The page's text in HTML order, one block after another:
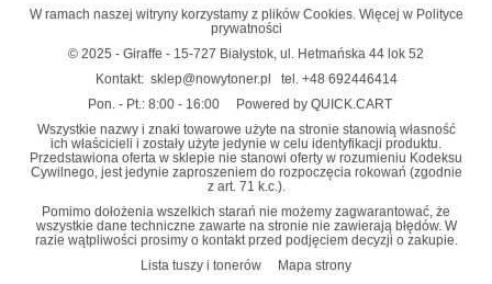
W ramach naszej witryny korzystamy z plików Cookies. Więcej w Polityce
prywatności
© 2025 - Giraffe - 15-727 Białystok, ul. Hetmańska 44 lok 52
Kontakt: sklep@nowytoner.pl tel. +48 692446414
Pon. - Pt.: 8:00 - 16:00
Powered by QUICK.CART
Wszystkie nazwy i znaki towarowe użyte na stronie stanowią własność
ich właścicieli i zostały użyte jedynie w celu identyfikacji produktu.
Przedstawiona oferta w sklepie nie stanowi oferty w rozumieniu Kodeksu
Cywilnego, jest jedynie zaproszeniem do rozpoczęcia rokowań (zgodnie
z art. 71 k.c.).
Pomimo dołożenia wszelkich starań nie możemy zagwarantować, że
wszystkie dane techniczne zawarte na stronie nie zawierają błędów. W
razie wątpliwości prosimy o kontakt przed podjęciem decyzji o zakupie.
Lista tuszy i tonerów
Mapa strony